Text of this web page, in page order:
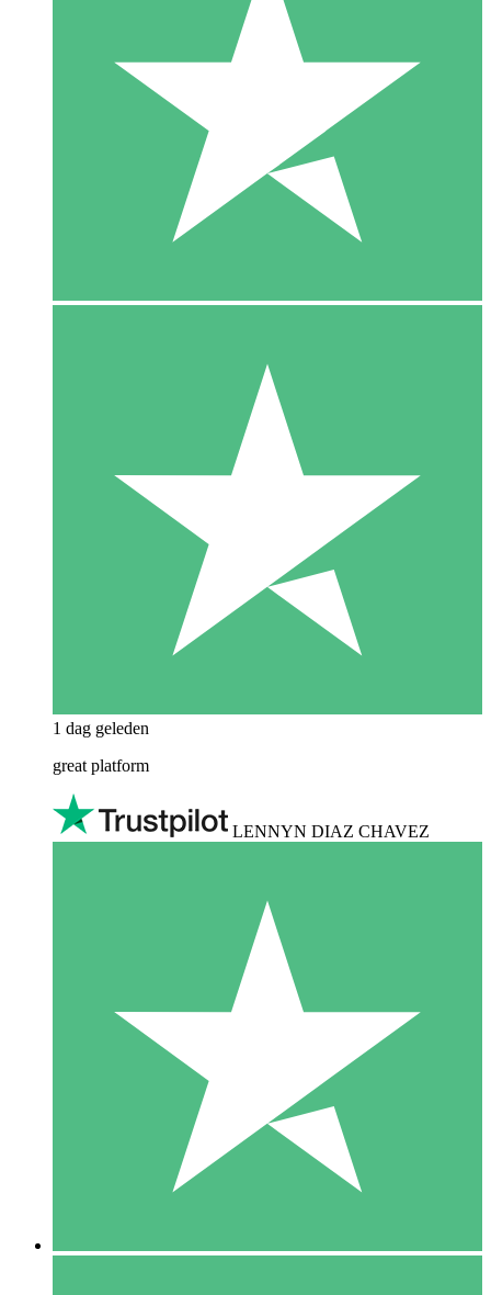
1 dag geleden
great platform
LENNYN DIAZ CHAVEZ